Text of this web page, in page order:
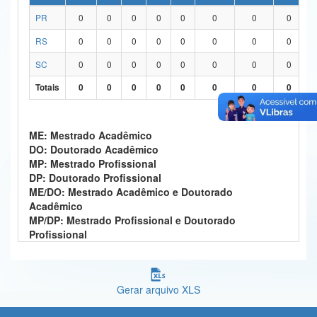
Ministério da Ciência, Tecnologia, Inovações e Comunicações
Ministério do Meio Ambiente
Ministério do Turismo
Ministério do Desenvolvimento Regional
Controladoria-Geral da União
Ministério da Mulher, da Família e dos Direitos Humanos
Secretaria-Geral
Secretaria de Governo
Gabinete de Segurança Institucional
PR
0 0 0 0 0 0 0 0
RS
0 0 0 0 0 0 0 0
SC
0 0 0 0 0 0 0 0
Totais
0 0 0 0 0 0 0 0
ME: Mestrado Acadêmico
DO: Doutorado Acadêmico
MP: Mestrado Profissional
DP: Doutorado Profissional
ME/DO: Mestrado Acadêmico e Doutorado
Acadêmico
MP/DP: Mestrado Profissional e Doutorado
Profissional
Gerar arquivo XLS